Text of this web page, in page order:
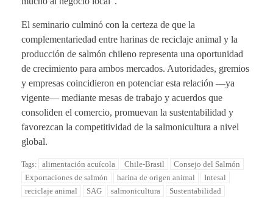
El seminario culminó con la certeza de que la
complementariedad entre harinas de reciclaje animal y la
producción de salmón chileno representa una oportunidad
de crecimiento para ambos mercados. Autoridades, gremios
y empresas coincidieron en potenciar esta relación —ya
vigente— mediante mesas de trabajo y acuerdos que
consoliden el comercio, promuevan la sustentabilidad y
favorezcan la competitividad de la salmonicultura a nivel
global.
Tags: alimentación acuícola Chile-Brasil
Consejo del Salmón
Exportaciones de salmón
harina de origen animal
Intesal
reciclaje animal
SAG salmonicultura Sustentabilidad